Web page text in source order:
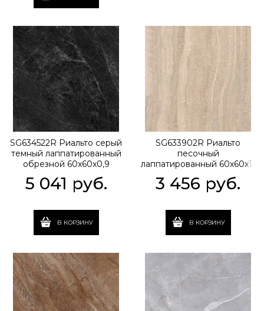
SG634522R Риальто серый
темный лаппатированный
обрезной 60x60x0,9
5 041 руб.
В КОРЗИНУ
SG633902R Риальто
песочный
лаппатированный 60х60х11
3 456 руб.
В КОРЗИНУ